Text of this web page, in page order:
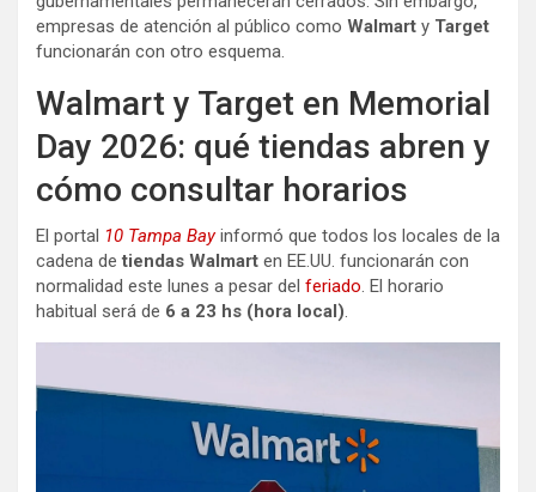
empresas de atención al público como Walmart y Target
funcionarán con otro esquema.
Walmart y Target en Memorial
Day 2026: qué tiendas abren y
cómo consultar horarios
El portal 10 Tampa Bayinformó que todos los locales de la
cadena detiendas Walmart en EE.UU. funcionarán con
normalidad este lunes a pesar del feriado . El horario
habitual será de 6 a 23 hs (hora local)